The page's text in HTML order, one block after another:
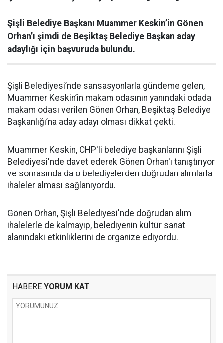
Şişli Belediye Başkanı Muammer Keskin’in Gönen
Orhan’ı şimdi de Beşiktaş Belediye Başkan aday
adaylığı için başvuruda bulundu.
Şişli Belediyesi’nde sansasyonlarla gündeme gelen,
Muammer Keskin’in makam odasının yanındaki odada
makam odası verilen Gönen Orhan, Beşiktaş Belediye
Başkanlığı’na aday adayı olması dikkat çekti.
Muammer Keskin, CHP'li belediye başkanlarını Şişli
Belediyesi'nde davet ederek Gönen Orhan'ı tanıştırıyor
ve sonrasında da o belediyelerden doğrudan alımlarla
ihaleler alması sağlanıyordu.
Gönen Orhan, Şişli Belediyesi'nde doğrudan alım
ihalelerle de kalmayıp, belediyenin kültür sanat
alanındaki etkinliklerini de organize ediyordu.
HABERE YORUM KAT